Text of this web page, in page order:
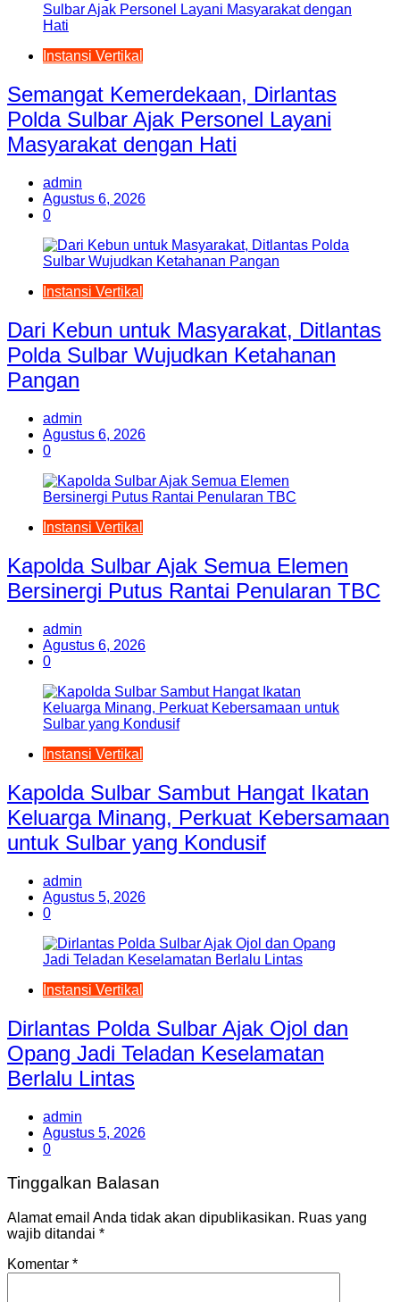
Instansi Vertikal
Semangat Kemerdekaan, Dirlantas
Polda Sulbar Ajak Personel Layani
Masyarakat dengan Hati
admin
Agustus 6, 2026
0
Instansi Vertikal
Dari Kebun untuk Masyarakat, Ditlantas
Polda Sulbar Wujudkan Ketahanan
Pangan
admin
Agustus 6, 2026
0
Instansi Vertikal
Kapolda Sulbar Ajak Semua Elemen
Bersinergi Putus Rantai Penularan TBC
admin
Agustus 6, 2026
0
Instansi Vertikal
Kapolda Sulbar Sambut Hangat Ikatan
Keluarga Minang, Perkuat Kebersamaan
untuk Sulbar yang Kondusif
admin
Agustus 5, 2026
0
Instansi Vertikal
Dirlantas Polda Sulbar Ajak Ojol dan
Opang Jadi Teladan Keselamatan
Berlalu Lintas
admin
Agustus 5, 2026
0
Tinggalkan Balasan
Alamat email Anda tidak akan dipublikasikan. Ruas yang
wajib ditandai *
Komentar *